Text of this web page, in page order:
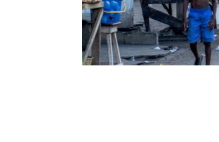
Offres d’emploi